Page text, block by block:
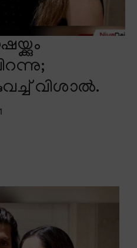
വിശാൽ.